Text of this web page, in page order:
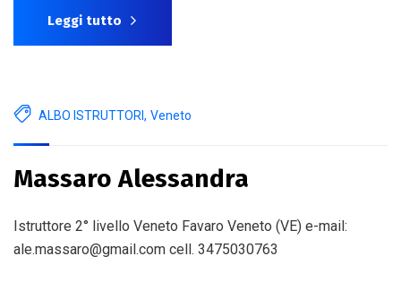
Leggi tutto
ALBO ISTRUTTORI, Veneto
Massaro Alessandra
Istruttore 2° livello Veneto Favaro Veneto (VE) e-mail:
ale.massaro@gmail.com cell. 3475030763